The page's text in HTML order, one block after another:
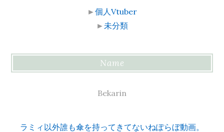
►個人Vtuber
► 未分類
Name
Bekarin
ラミィ以外誰も傘を持ってきてないねぽらぼ動画。